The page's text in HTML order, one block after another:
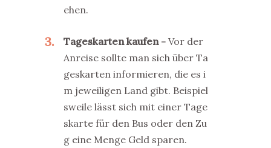
ehen.
3 Tageskarten kaufen
Vor der
Anreise sollte man sich über Ta
geskarten informieren, die es i
m jeweiligen Land gibt. Beispiel
sweile lässt sich mit einer Tage
skarte für den Bus oder den Zu
g eine Menge Geld sparen.